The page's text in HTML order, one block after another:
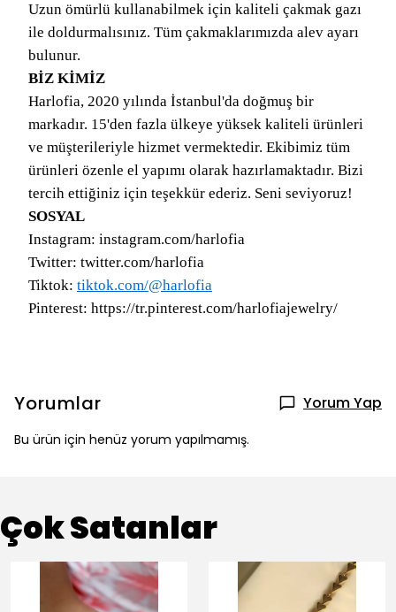
Uzun ömürlü kullanabilmek için kaliteli çakmak gazı
ile doldurmalısınız. Tüm çakmaklarımızda alev ayarı
bulunur.
BİZ KİMİZ
Harlofia, 2020 yılında İstanbul'da doğmuş bir
markadır. 15'den fazla ülkeye yüksek kaliteli ürünleri
ve müşterileriyle hizmet vermektedir. Ekibimiz tüm
ürünleri özenle el yapımı olarak hazırlamaktadır. Bizi
tercih ettiğiniz için teşekkür ederiz. Seni seviyoruz!
SOSYAL
Instagram: instagram.com/harlofia
Twitter: twitter.com/harlofia
Tiktok: tiktok.com/@harlofia
Pinterest: https://tr.pinterest.com/harlofiajewelry/
Yorumlar Yorum Yap
Bu ürün için henüz yorum yapılmamış.
Çok Satanlar